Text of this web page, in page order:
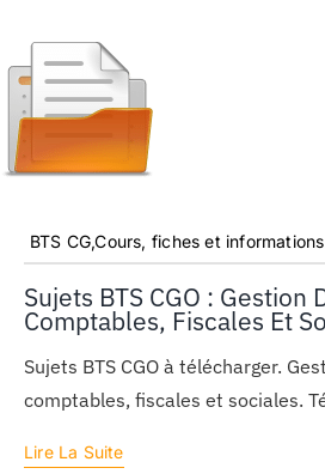
BTS CG,Cours, fiches et informations
Sujets BTS CGO : Gestion
Comptables, Fiscales Et
Sujets BTS CGO à télécharger.
comptables, fiscales et sociales.
Lire La Suite